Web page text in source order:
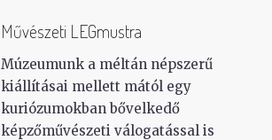
Művészeti LEGmustra
Múzeumunk a méltán népszerű
kiállításai mellett mától egy
kuriózumokban bővelkedő
képzőművészeti válogatással is